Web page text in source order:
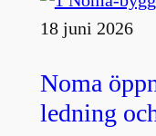
18 juni 2026
Noma
ledning